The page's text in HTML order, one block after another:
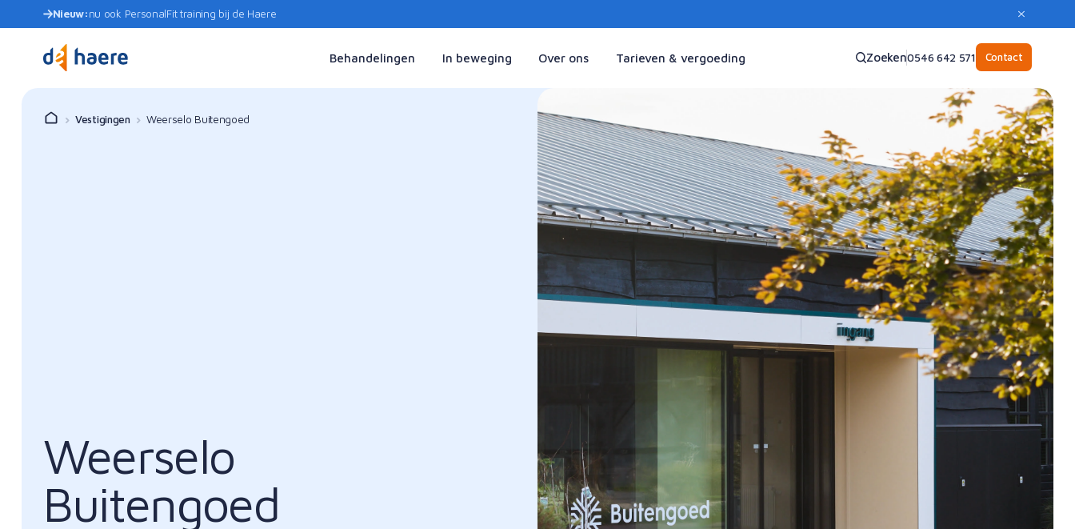
Nieuw:nu ook PersonalFit training bij de Haere
Behandelingen In beweging Over ons Tarieven & vergoeding Zoeken0546 642 571 Contact
Vestigingen Weerselo Buitengoed
Weerselo
Buitengoed